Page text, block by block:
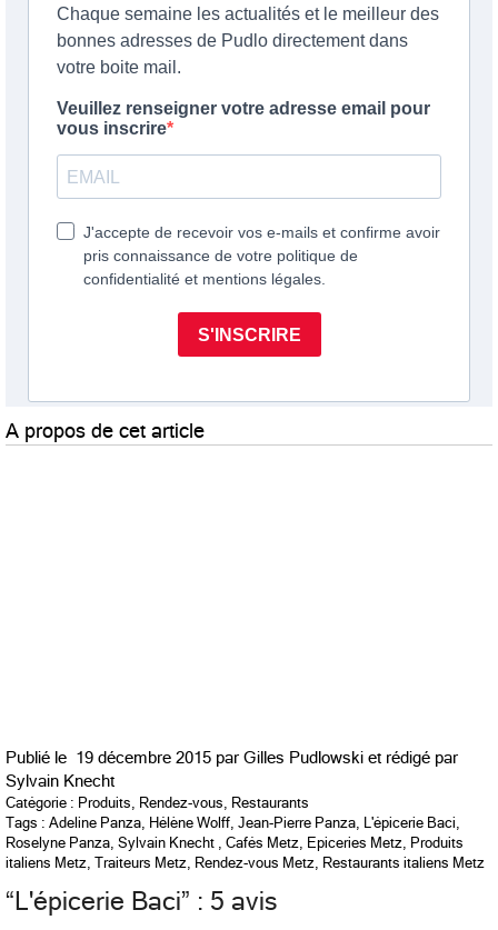
A propos de cet article
Publié le 19 décembre 2015 par Gilles Pudlowski et rédigé par
Sylvain Knecht
Catégorie : Produits, Rendez-vous, Restaurants
Tags : Adeline Panza, Hélène Wolff, Jean-Pierre Panza, L'épicerie Baci,
Roselyne Panza, Sylvain Knecht , Cafés Metz, Epiceries Metz, Produits
italiens Metz, Traiteurs Metz, Rendez-vous Metz, Restaurants italiens Metz
“ L'épicerie Baci” : 5 avis